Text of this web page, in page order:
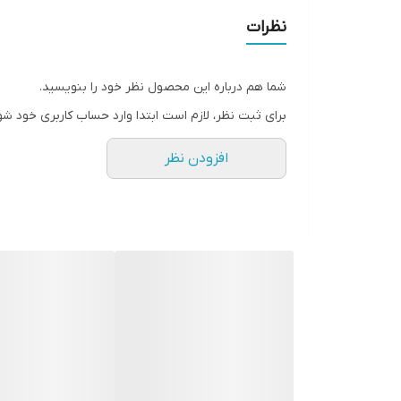
نظرات
شما هم درباره این محصول نظر خود را بنویسید.
برای ثبت نظر، لازم است ابتدا وارد حساب کاربری خود
افزودن نظر